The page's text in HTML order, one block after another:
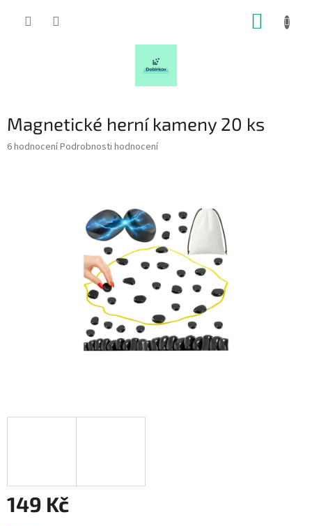
Magnetické herní kameny 20 ks
Průměrné
6 hodnoceníPodrobnosti hodnocení
149 Kč